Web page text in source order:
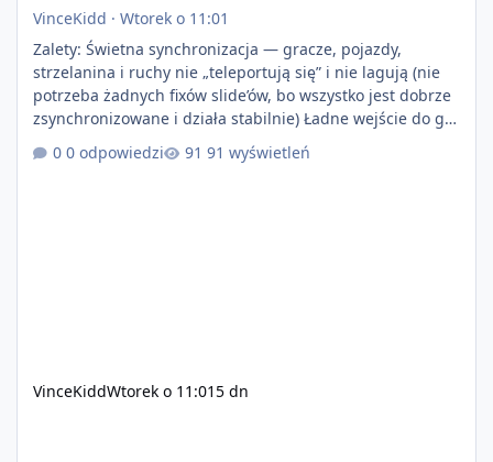
VinceKidd · Wtorek o 11:01
Zalety: Świetna synchronizacja — gracze, pojazdy,
strzelanina i ruchy nie „teleportują się” i nie lagują (nie
potrzeba żadnych fixów slide’ów, bo wszystko jest dobrze
zsynchronizowane i działa stabilnie) Ładne wejście do gry
+ solidny antycheat na poziomie multiplayera Wygodne
pisanie własnych modów i skryptów (wsparcie C# / JS /
0 odpowiedzi 91 wyświetleń
VinceKiddWtorek o 11:015 dn